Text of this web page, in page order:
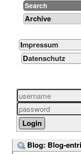
Search
Archive
Impressum
Datenschutz
Blog: Blog-